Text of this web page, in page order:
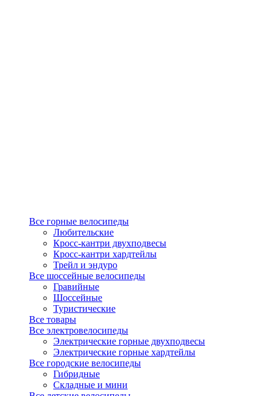
Все горные велосипеды
Любительские
Кросс-кантри двухподвесы
Кросс-кантри хардтейлы
Трейл и эндуро
Все шоссейные велосипеды
Гравийные
Шоссейные
Туристические
Все товары
Все электровелосипеды
Электрические горные двухподвесы
Электрические горные хардтейлы
Все городские велосипеды
Гибридные
Складные и мини